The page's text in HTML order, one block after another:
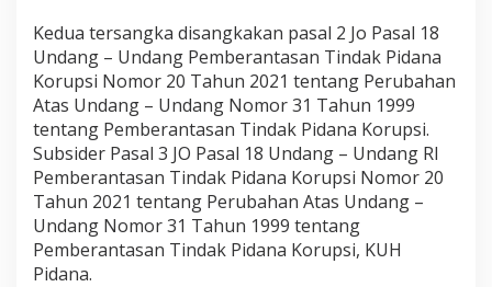
n
i
k
P
D
A
M
T
r
t
a
Kedua tersangka disangkakan pasal 2 Jo Pasal 18
Undang – Undang Pemberantasan Tindak Pidana
Korupsi Nomor 20 Tahun 2021 tentang Perubahan
Atas Undang – Undang Nomor 31 Tahun 1999
tentang Pemberantasan Tindak Pidana Korupsi.
Subsider Pasal 3 JO Pasal 18 Undang – Undang RI
Pemberantasan Tindak Pidana Korupsi Nomor 20
Tahun 2021 tentang Perubahan Atas Undang –
Undang Nomor 31 Tahun 1999 tentang
Pemberantasan Tindak Pidana Korupsi, KUH
Pidana.